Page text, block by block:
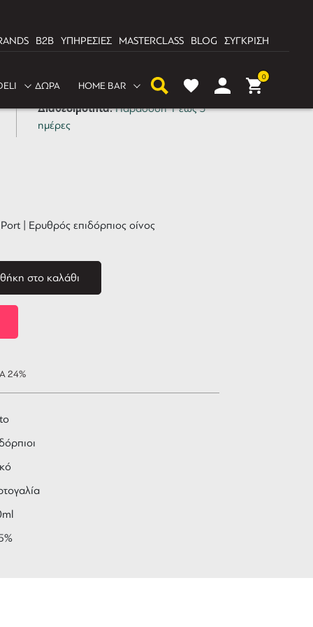
B2B ΥΠΗΡΕΣΙΕΣ MASTERCLASS BLOG ΣΥΓΚΡΙΣΗ
ΔΩΡΑ HOME BAR
0
Port 750ml
Διαθεσιμότητα:Παράδοση 1 έως 3
ημέρες
| Ερυθρός επιδόρπιος οίνος
στο καλάθι
24%